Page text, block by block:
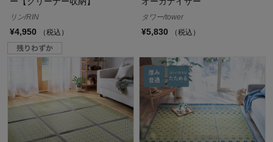
リン/RIN
¥4,950 （税込）
タワー/tower
¥5,830 （税込）